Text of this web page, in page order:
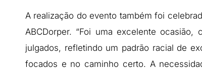
A realização do evento também foi
ABCDorper. “Foi uma excelente
julgados, refletindo um padrão racial de
focados e no caminho certo. A